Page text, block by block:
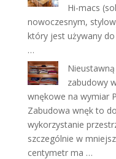
Hi-macs
nowoczesnym,
który jest używany
…
zabudowy
wnękowe na wymiar
Zabudowa wnęk to
wykorzystanie
szczególnie w
centymetr ma …